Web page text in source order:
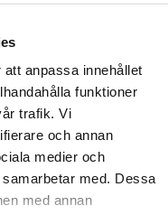
anpassa innehållet
funktioner
trafik. Vi
och annan
medier och
med. Dessa
med annan
och
→
–